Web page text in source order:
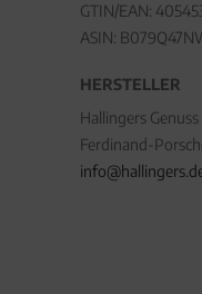
GTIN/EAN:
ASIN:
HERSTELLER
Hallingers
Ferdinand-